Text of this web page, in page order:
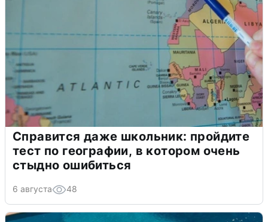
Справится даже школьник: пройдите
тест по географии, в котором очень
стыдно ошибиться
6 августа 48